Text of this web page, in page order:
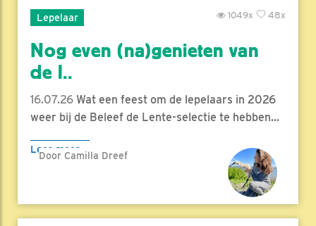
Lepelaar 48x
1049x
Nog even (na)genieten van
de l..
16.07.26 Wat een feest om de lepelaars in 2026
weer bij de Beleef de Lente-selectie te hebben...
Lees meer
Door Camilla Dreef